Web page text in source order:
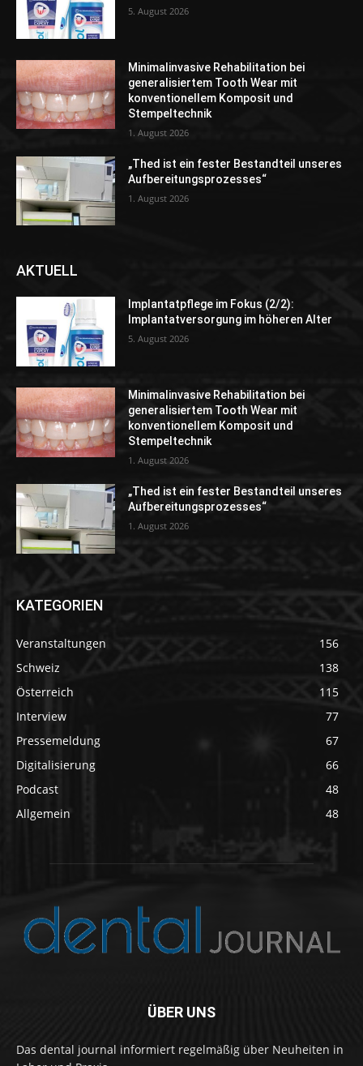
5. August 2026
Minimalinvasive Rehabilitation bei
generalisiertem Tooth Wear mit
konventionellem Komposit und
Stempeltechnik
1. August 2026
„Thed ist ein fester Bestandteil unseres
Aufbereitungsprozesses“
1. August 2026
AKTUELL
Implantatpflege im Fokus (2/2):
Implantatversorgung im höheren Alter
5. August 2026
Minimalinvasive Rehabilitation bei
generalisiertem Tooth Wear mit
konventionellem Komposit und
Stempeltechnik
1. August 2026
„Thed ist ein fester Bestandteil unseres
Aufbereitungsprozesses“
1. August 2026
KATEGORIEN
Veranstaltungen
156
Schweiz
138
Österreich
115
Interview
77
Pressemeldung
67
Digitalisierung
66
Podcast
48
Allgemein
48
ÜBER UNS
Das dental journal informiert regelmäßig über Neuheiten in